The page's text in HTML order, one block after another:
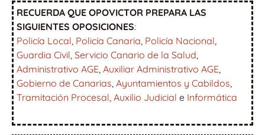
RECUERDA QUE OPOVICTOR PREPARA LAS
SIGUIENTES OPOSICIONES:
Policía Local Policía Canaria Policía Nacional
Guardia Civil Servicio Canario de la Salud
Administrativo AGE Auxiliar Administrativo AGE
Gobierno de Canarias Ayuntamientos y Cabildos
Tramitación Procesal Auxilio Judicial e Informática